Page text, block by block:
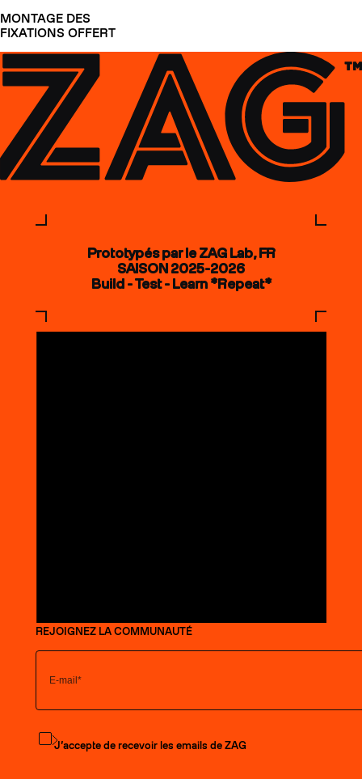
MONTAGE DES
FIXATIONS OFFERT
Prototypés par le ZAG Lab, FR
SAISON 2025-2026
Build - Test - Learn *Repeat*
REJOIGNEZ LA COMMUNAUTÉ
S'abonner à la newsletter
J’accepte de recevoir les emails de ZAG